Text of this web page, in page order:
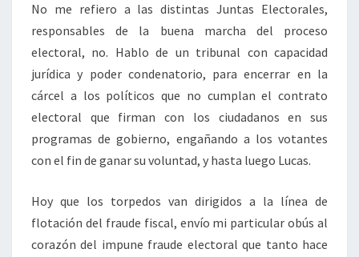
No me refiero a las distintas Juntas Electorales,
responsables de la buena marcha del proceso
electoral, no. Hablo de un tribunal con capacidad
jurídica y poder condenatorio, para encerrar en la
cárcel a los políticos que no cumplan el contrato
electoral que firman con los ciudadanos en sus
programas de gobierno, engañando a los votantes
con el fin de ganar su voluntad, y hasta luego Lucas.
Hoy que los torpedos van dirigidos a la línea de
flotación del fraude fiscal, envío mi particular obús al
corazón del impune fraude electoral que tanto hace